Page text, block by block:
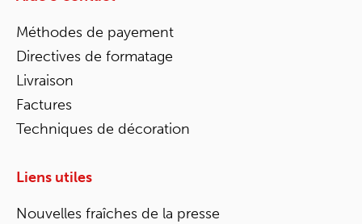
Méthodes de payement
Directives de formatage
Livraison
Factures
Techniques de décoration
Liens utiles
Nouvelles fraîches de la presse